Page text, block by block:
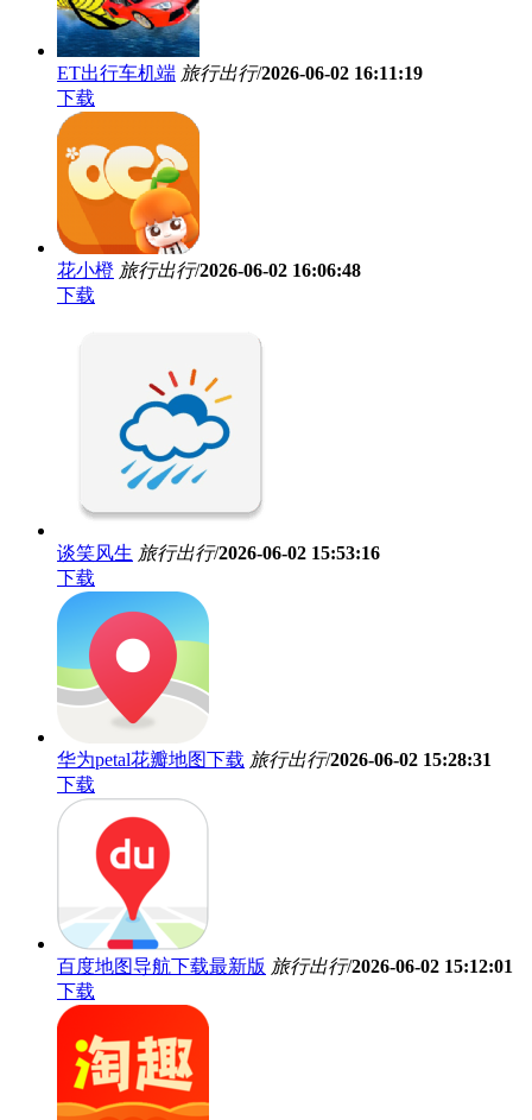
ET出行车机端 旅行出行/2026-06-02 16:11:19
下载
花小橙 旅行出行/2026-06-02 16:06:48
下载
谈笑风生 旅行出行/2026-06-02 15:53:16
下载
华为petal花瓣地图下载 旅行出行/2026-06-02 15:28:31
下载
百度地图导航下载最新版 旅行出行/2026-06-02 15:12:01
下载